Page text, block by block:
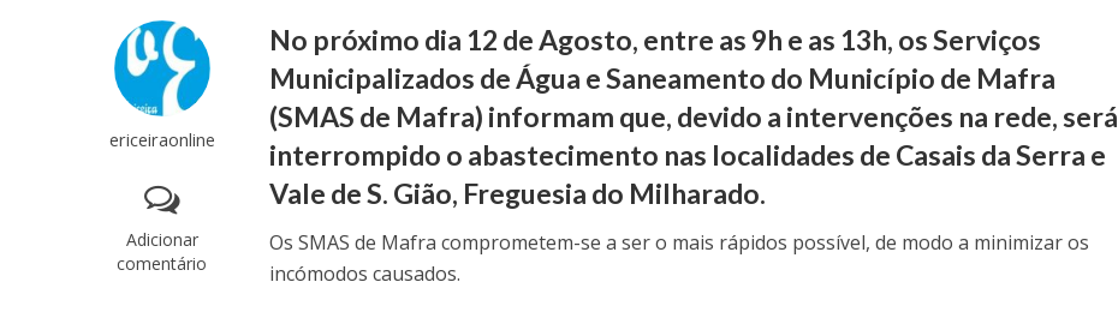
ericeiraonline
Adicionar
comentário
No próximo dia 12 de Agosto, entre as 9h e as 13h, os Serviços
Municipalizados de Água e Saneamento do Município de Mafra
(SMAS de Mafra) informam que, devido a intervenções na rede, será
interrompido o abastecimento nas localidades de Casais da Serra e
Vale de S. Gião, Freguesia do Milharado.
Os SMAS de Mafra comprometem-se a ser o mais rápidos possível, de modo a minimizar os
incómodos causados.